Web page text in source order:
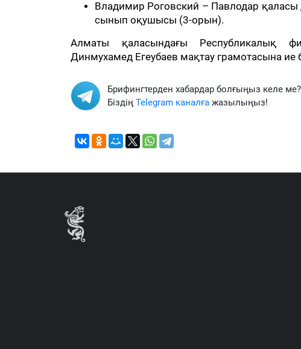
Владимир Роговский – Павлодар қаласы
сынып оқушысы (3-орын).
Алматы қаласындағы Республикалық
Динмухамед Егеубаев мақтау грамотасына ие
Брифингтерден хабардар болғыңыз келе ме?
Біздің Telegram каналға жазылыңыз!